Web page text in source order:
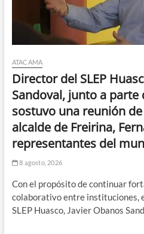
ATACAMA
Director del SLEP
Sandoval, junto a parte
sostuvo una reunión
alcalde de Freirina,
representantes del
8 agosto, 2026
Con el propósito de continuar
colaborativo entre instituciones,
SLEP Huasco, Javier Obanos